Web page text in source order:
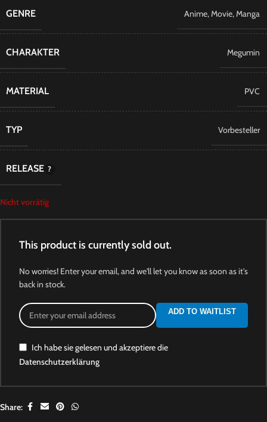
GENRE Anime,Movie,Manga
CHARAKTER Megumin
MATERIAL PVC
TYP Vorbesteller
RELEASE
Nicht vorrätig
This product is currently sold out.
No worries! Enter your email, and we'll let you know as soon as it's
back in stock.
ADD TO WAITLIST
Ich habe sie gelesen und akzeptiere die
Datenschutzerklärung
Share: